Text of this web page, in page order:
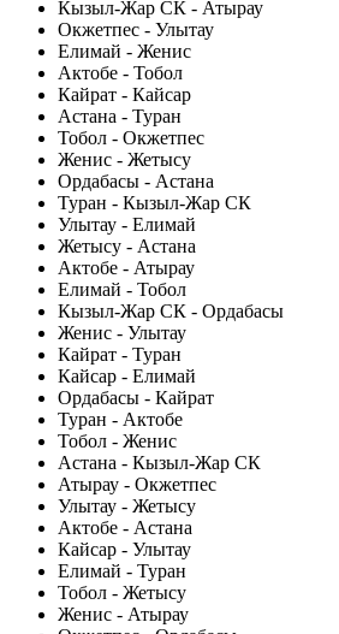
Кызыл-Жар СК - Атырау
Окжетпес - Улытау
Елимай - Женис
Актобе - Тобол
Кайрат - Кайсар
Астана - Туран
Тобол - Окжетпес
Женис - Жетысу
Ордабасы - Астана
Туран - Кызыл-Жар СК
Улытау - Елимай
Жетысу - Астана
Актобе - Атырау
Елимай - Тобол
Кызыл-Жар СК - Ордабасы
Женис - Улытау
Кайрат - Туран
Кайсар - Елимай
Ордабасы - Кайрат
Туран - Актобе
Тобол - Женис
Астана - Кызыл-Жар СК
Атырау - Окжетпес
Улытау - Жетысу
Актобе - Астана
Кайсар - Улытау
Елимай - Туран
Тобол - Жетысу
Женис - Атырау